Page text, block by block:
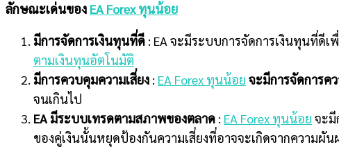
ลักษณะเด่นของ EA Forex ทุนน้อย
มีการจัดการเงินทุนที่ดี : EA จะมีระบบการจัดการเงินทุนที่ดี
ตามเงินทุนอัตโนมัติ
มีการควบคุมความเสี่ยง : EA Forex ทุนน้อย จะมีการจัดการค
จนเกินไป
EA มีระบบเทรดตามสภาพของตลาด : EA Forex ทุนน้อย จะมี
ของคู่เงินนั้นหยุดป้องกันความเสี่ยงที่อาจจะเกิดจากความผั